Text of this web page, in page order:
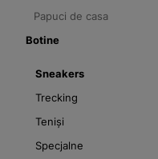
Papuci de casa
Botine
Sneakers
Trecking
Teniși
Specjalne